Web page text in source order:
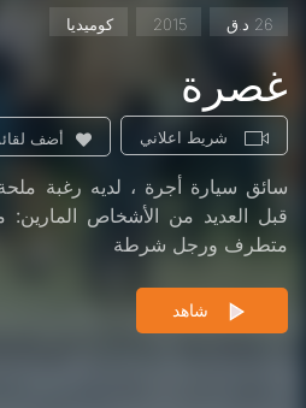
2015 كوميديا
غصرة
شريط اعلاني أضف
سائق سيارة أجرة ، لديه رغبة
قبل العديد من الأشخاص
متطرف ورجل شرطة
شاهد